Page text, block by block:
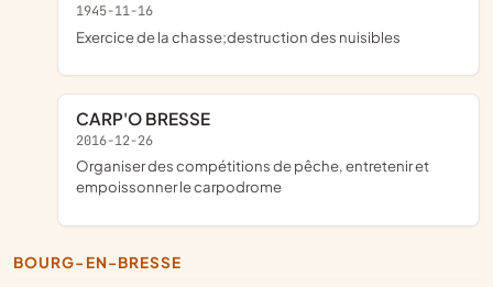
1945-11-16
exercice de la chasse;destruction des nuisibles
CARP'O BRESSE
2016-12-26
organiser des compétitions de pêche, entretenir et
empoissonner le carpodrome
BOURG-EN-BRESSE